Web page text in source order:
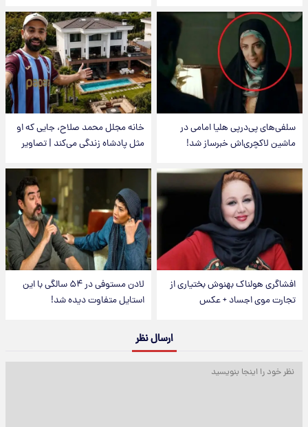
سلفی‌های پی‌درپی هلیا امامی در
ماشین لاکچری‌اش خبرساز شد!
خانه مجلل محمد صلاح، جایی که او
مثل پادشاه زندگی می‌کند | تصاویر
افشاگری هولناک بهنوش بختیاری از
تجارت موی اجساد + عکس
لادن مستوفی در ۵۴ سالگی با این
استایل متفاوت دیده شد!
ارسال نظر